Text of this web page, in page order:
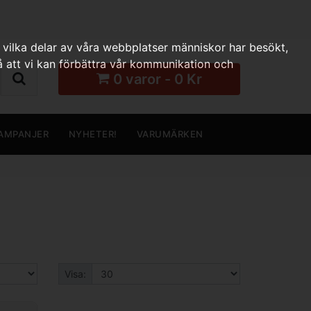
0 varor - 0 Kr
NYHETER! VARUMÄRKEN
Visa:
delar av våra webbplatser människor har besökt,
att vi kan förbättra vår kommunikation och